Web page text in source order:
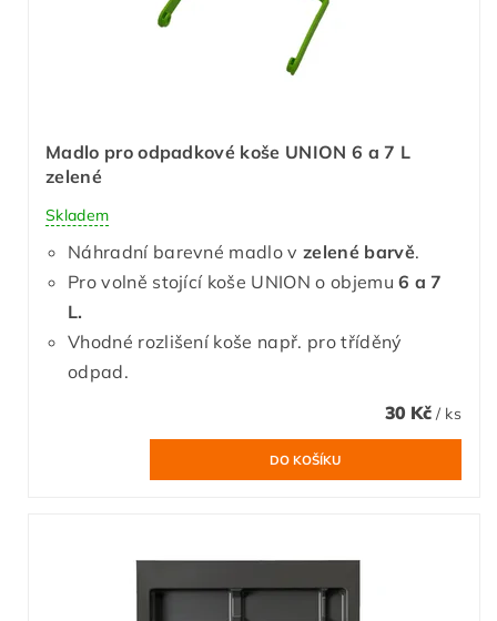
Madlo pro odpadkové koše UNION 6 a 7 L
zelené
Skladem
Náhradní barevné madlo v zelené barvě.
Pro volně stojící koše UNION o objemu6 a 7
L.
Vhodné rozlišení koše např. pro tříděný
odpad.
30 Kč / ks